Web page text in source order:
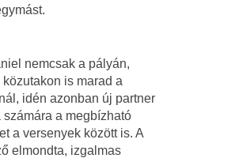
nemcsak a pályán,
közutakon is marad a
idén azonban új partner
számára a megbízható
a versenyek között is. A
elmondta, izgalmas